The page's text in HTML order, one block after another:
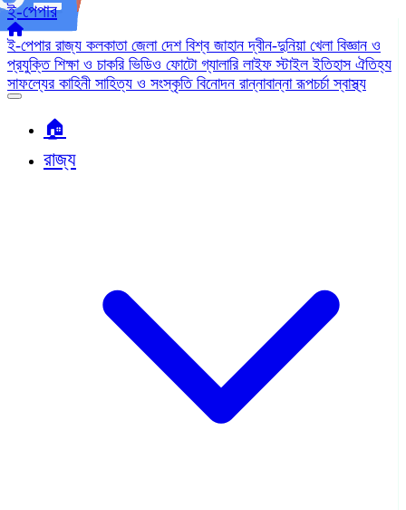
ই-পেপার
ই-পেপার রাজ্য কলকাতা জেলা দেশ বিশ্ব জাহানদ্বীন-দুনিয়া খেলা বিজ্ঞান ও
প্রযুক্তি শিক্ষা ও চাকরি ভিডিও ফোটো গ্যালারি লাইফ স্টাইলইতিহাস ঐতিহ্য
সাফল্যের কাহিনী সাহিত্য ও সংস্কৃতি বিনোদন রান্নাবান্নারূপচর্চাস্বাস্থ্য
🏠︎
রাজ্য